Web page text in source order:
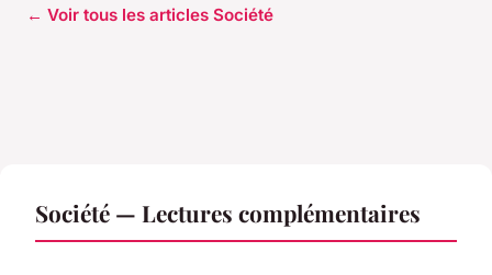
← Voir tous les articles Société
Société — Lectures complémentaires